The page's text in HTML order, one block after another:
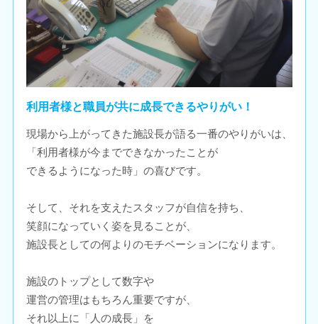
利用者様と職員が共に成長できるやりがい！
現場から上がってきた施設長が語る一番のやりがいは、
「利用者様が今までできなかったことが
できるようになった時」の喜びです。
そして、それを支えたスタッフが自信を持ち、
笑顔になっていく姿を見ることが、
施設長としての何よりのモチベーションになります。
施設のトップとして数字や
運営の管理はもちろん重要ですが、
それ以上に「人の成長」を